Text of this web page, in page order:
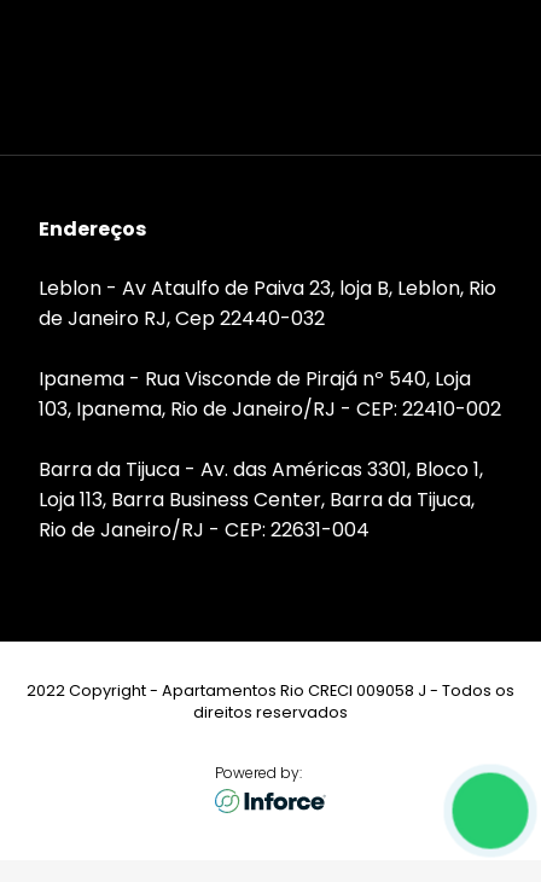
Endereços
Leblon - Av Ataulfo de Paiva 23, loja B, Leblon, Rio
de Janeiro RJ, Cep 22440-032
Ipanema - Rua Visconde de Pirajá nº 540, Loja
103, Ipanema, Rio de Janeiro/RJ - CEP: 22410-002
Barra da Tijuca - Av. das Américas 3301, Bloco 1,
Loja 113, Barra Business Center, Barra da Tijuca,
Rio de Janeiro/RJ - CEP: 22631-004
2022 Copyright - Apartamentos Rio CRECI 009058 J - Todos os
direitos reservados
Powered by: